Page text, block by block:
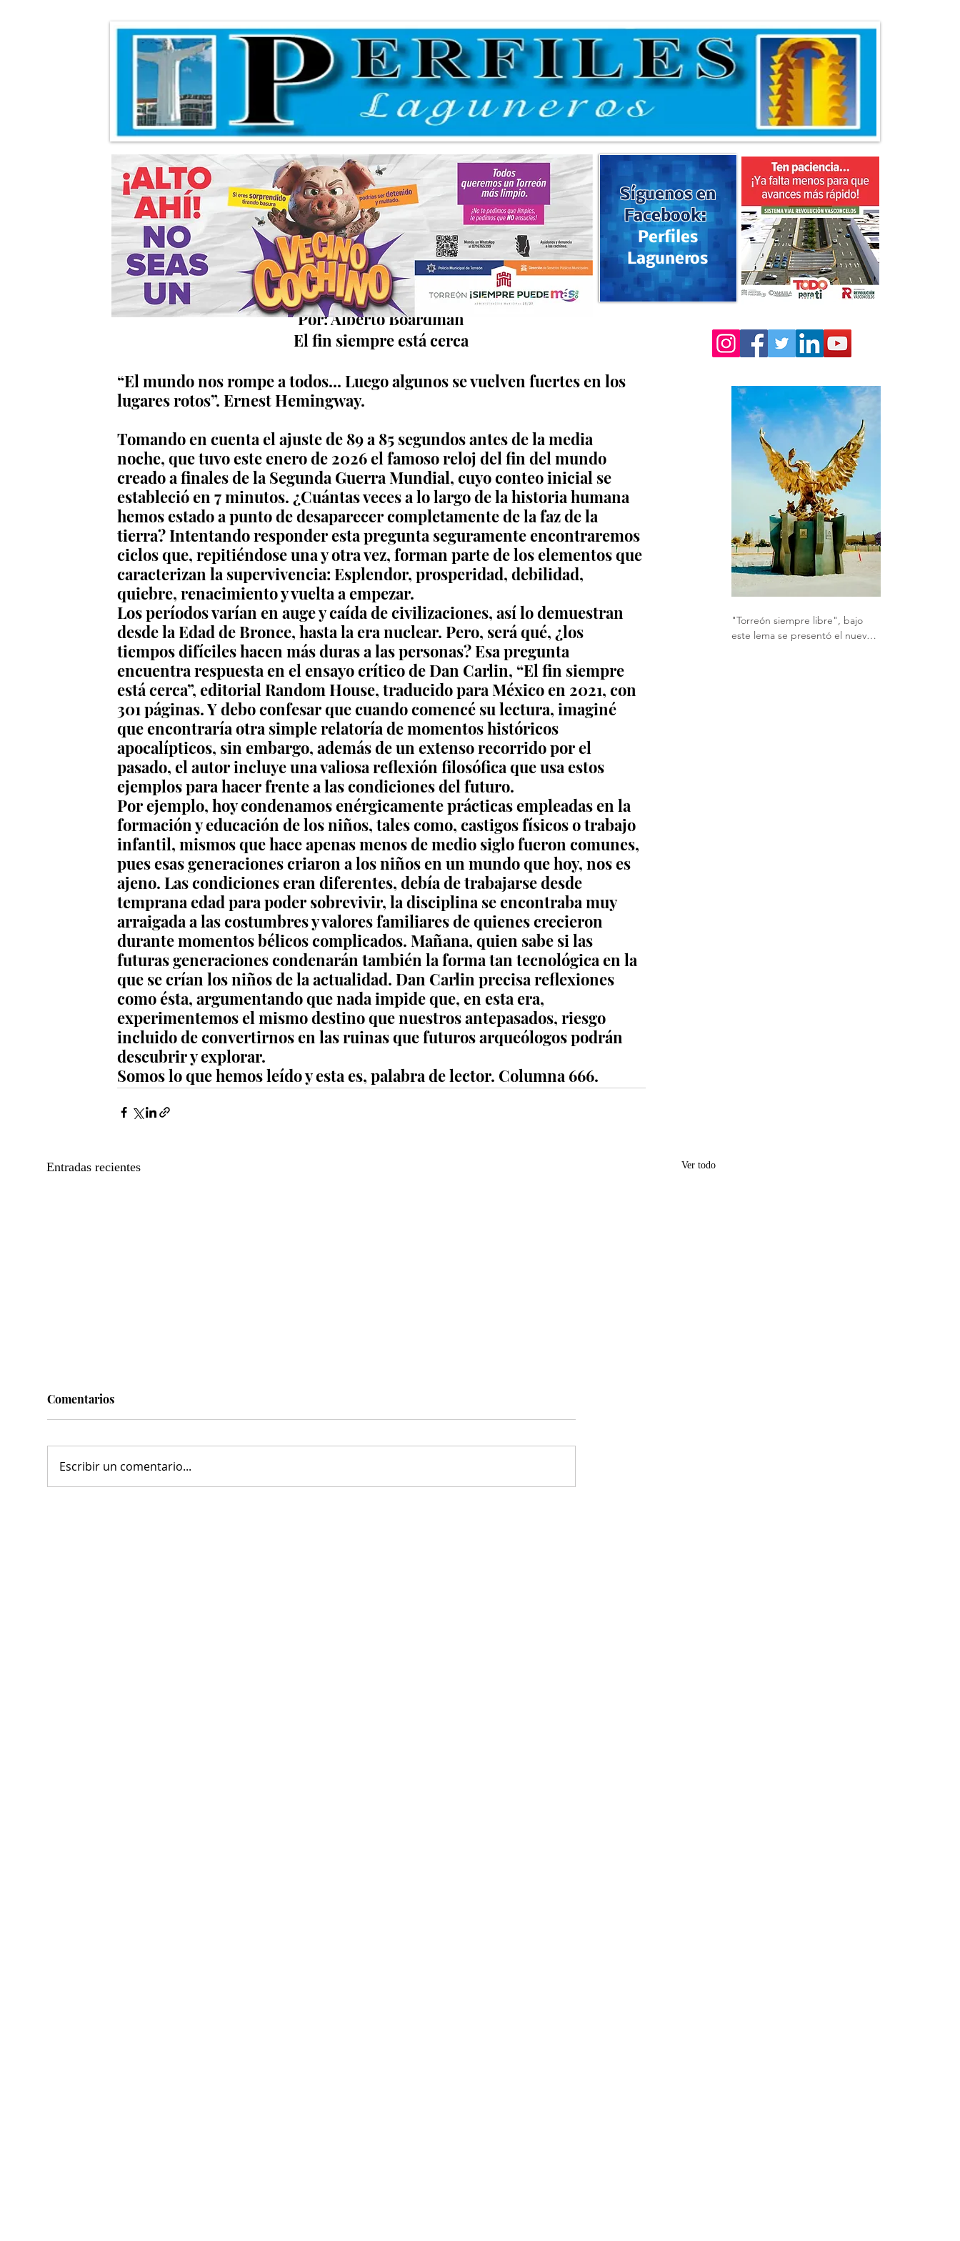
Algo que vale la pena leer
Por: Alberto Boardman
El fin siempre está cerca
“El mundo nos rompe a todos... Luego algunos se vuelven fuertes en los
lugares rotos”. Ernest Hemingway.
Tomando en cuenta el ajuste de 89 a 85 segundos antes de la media
noche, que tuvo este enero de 2026 el famoso reloj del fin del mundo
creado a finales de la Segunda Guerra Mundial, cuyo conteo inicial se
estableció en 7 minutos. ¿Cuántas veces a lo largo de la historia humana
hemos estado a punto de desaparecer completamente de la faz de la
tierra? Intentando responder esta pregunta seguramente encontraremos
ciclos que, repitiéndose una y otra vez, forman parte de los elementos que
caracterizan la supervivencia: Esplendor, prosperidad, debilidad,
quiebre, renacimiento y vuelta a empezar.
Los períodos varían en auge y caída de civilizaciones, así lo demuestran
desde la Edad de Bronce, hasta la era nuclear. Pero, será qué, ¿los
tiempos difíciles hacen más duras a las personas? Esa pregunta
encuentra respuesta en el ensayo crítico de Dan Carlin, “El fin siempre
está cerca”, editorial Random House, traducido para México en 2021, con
301 páginas. Y debo confesar que cuando comencé su lectura, imaginé
que encontraría otra simple relatoría de momentos históricos
apocalípticos, sin embargo, además de un extenso recorrido por el
pasado, el autor incluye una valiosa reflexión filosófica que usa estos
ejemplos para hacer frente a las condiciones del futuro.
Por ejemplo, hoy condenamos enérgicamente prácticas empleadas en la
formación y educación de los niños, tales como, castigos físicos o trabajo
infantil, mismos que hace apenas menos de medio siglo fueron comunes,
pues esas generaciones criaron a los niños en un mundo que hoy, nos es
ajeno. Las condiciones eran diferentes, debía de trabajarse desde
temprana edad para poder sobrevivir, la disciplina se encontraba muy
arraigada a las costumbres y valores familiares de quienes crecieron
durante momentos bélicos complicados. Mañana, quien sabe si las
futuras generaciones condenarán también la forma tan tecnológica en la
que se crían los niños de la actualidad. Dan Carlin precisa reflexiones
como ésta, argumentando que nada impide que, en esta era,
experimentemos el mismo destino que nuestros antepasados, riesgo
incluido de convertirnos en las ruinas que futuros arqueólogos podrán
descubrir y explorar.
Somos lo que hemos leído y esta es, palabra de lector. Columna 666.
Entradas recientes Ver todo
Comentarios
Escribir un comentario...
Síguenos en
Facebook:
Perfiles
Laguneros
"Torreón siempre libre", bajo
este lema se presentó el nuevo